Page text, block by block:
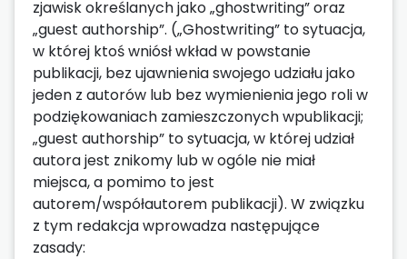
zjawisk określanych jako „ghostwriting” oraz
„guest authorship”. („Ghostwriting” to sytuacja,
w której ktoś wniósł wkład w powstanie
publikacji, bez ujawnienia swojego udziału jako
jeden z autorów lub bez wymienienia jego roli w
podziękowaniach zamieszczonych wpublikacji;
„guest authorship” to sytuacja, w której udział
autora jest znikomy lub w ogóle nie miał
miejsca, a pomimo to jest
autorem/współautorem publikacji). W związku
z tym redakcja wprowadza następujące
zasady: